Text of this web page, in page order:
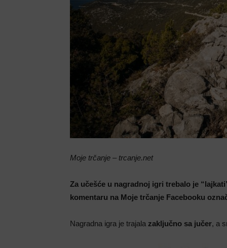
Moje trčanje – trcanje.net
Za učešće u nagradnoj igri trebalo je
komentaru na Moje trčanje Facebooku
Nagradna igra je trajala zaključno sa jučer, a